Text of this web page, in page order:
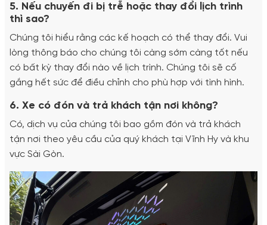
5. Nếu chuyến đi bị trễ hoặc thay đổi lịch trình
thì sao?
Chúng tôi hiểu rằng các kế hoạch có thể thay đổi. Vui
lòng thông báo cho chúng tôi càng sớm càng tốt nếu
có bất kỳ thay đổi nào về lịch trình. Chúng tôi sẽ cố
gắng hết sức để điều chỉnh cho phù hợp với tình hình.
6. Xe có đón và trả khách tận nơi không?
Có, dịch vụ của chúng tôi bao gồm đón và trả khách
tận nơi theo yêu cầu của quý khách tại Vĩnh Hy và khu
vực Sài Gòn.